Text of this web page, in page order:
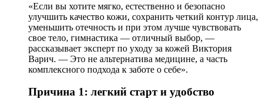
«Если вы хотите мягко, естественно и безопасно
улучшить качество кожи, сохранить четкий контур лица,
уменьшить отечность и при этом лучше чувствовать
свое тело, гимнастика — отличный выбор, —
рассказывает эксперт по уходу за кожей Виктория
Варич. — Это не альтернатива медицине, а часть
комплексного подхода к заботе о себе».
Причина 1: легкий старт и удобство